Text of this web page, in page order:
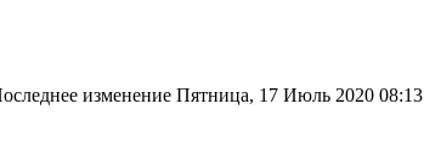
изменение Пятница, 17 Июль 2020 08:13